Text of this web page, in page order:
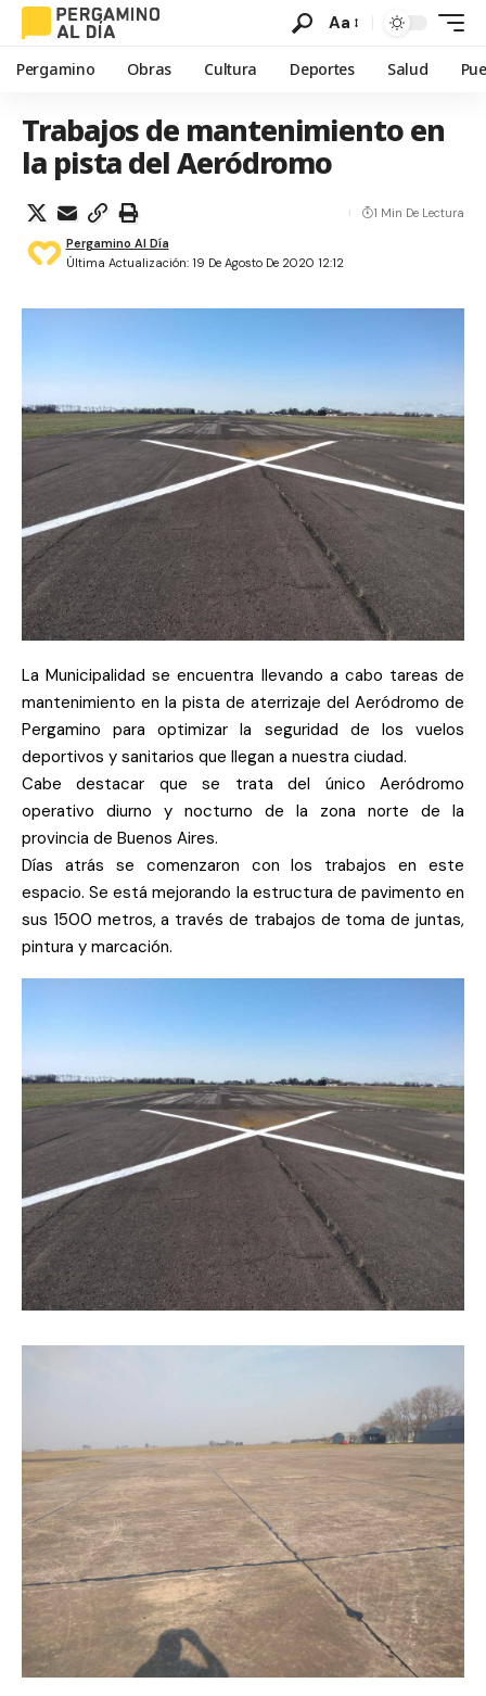
Aa
Pergamino Obras Cultura Deportes Salud
Trabajos de mantenimiento en
la pista del Aeródromo
Última Actualización: 19 De Agosto De 2020 12:12
Pergamino Al Día
1 Min De Lectura
La Municipalidad se encuentra llevando a cabo tareas de
mantenimiento en la pista de aterrizaje del Aeródromo de
Pergamino para optimizar la seguridad de los vuelos
deportivos y sanitarios que llegan a nuestra ciudad.
Cabe destacar que se trata del único Aeródromo
operativo diurno y nocturno de la zona norte de la
provincia de Buenos Aires.
Días atrás se comenzaron con los trabajos en este
espacio. Se está mejorando la estructura de pavimento en
sus 1500 metros, a través de trabajos de toma de juntas,
pintura y marcación.